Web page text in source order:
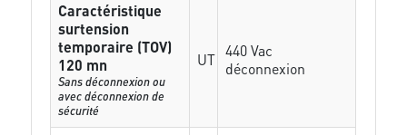
Caractéristique
surtension
temporaire (TOV)
120 mn
Sans déconnexion ou
avec déconnexion de
sécurité
UT 440 Vac
déconnexion